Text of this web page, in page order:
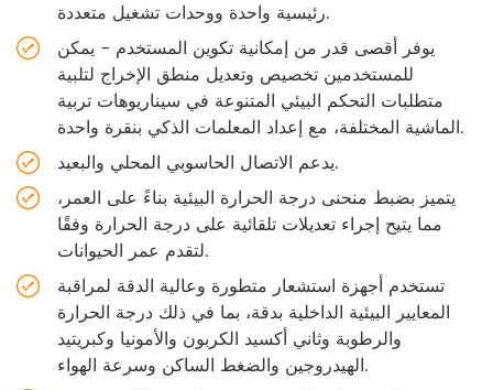
رئيسية واحدة ووحدات تشغيل متعددة.
يوفر أقصى قدر من إمكانية تكوين المستخدم - يمكن
للمستخدمين تخصيص وتعديل منطق الإخراج لتلبية
متطلبات التحكم البيئي المتنوعة في سيناريوهات تربية
الماشية المختلفة، مع إعداد المعلمات الذكي بنقرة واحدة.
يدعم الاتصال الحاسوبي المحلي والبعيد.
يتميز بضبط منحنى درجة الحرارة البيئية بناءً على العمر،
مما يتيح إجراء تعديلات تلقائية على درجة الحرارة وفقًا
لتقدم عمر الحيوانات.
تستخدم أجهزة استشعار متطورة وعالية الدقة لمراقبة
المعايير البيئية الداخلية بدقة، بما في ذلك درجة الحرارة
والرطوبة وثاني أكسيد الكربون والأمونيا وكبريتيد
الهيدروجين والضغط الساكن وسرعة الهواء.